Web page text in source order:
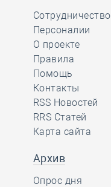
Сотрудничество
Персоналии
О проекте
Правила
Помощь
Контакты
RSS Новостей
RRS Статей
Карта сайта
Архив
Опрос дня